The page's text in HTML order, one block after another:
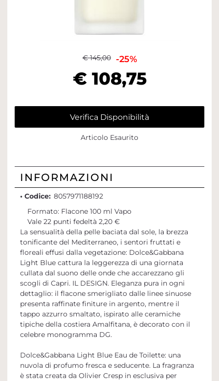
€ 145,00 -25%
€ 108,75
Verifica Disponibilità
Articolo Esaurito
INFORMAZIONI
• Codice: 8057971188192
Formato: Flacone 100 ml Vapo
Vale 22 punti fedeltà 2,20 €
La sensualità della pelle baciata dal sole, la brezza
tonificante del Mediterraneo, i sentori fruttati e
floreali effusi dalla vegetazione: Dolce&Gabbana
Light Blue cattura la leggerezza di una giornata
cullata dal suono delle onde che accarezzano gli
scogli di Capri. IL DESIGN. Eleganza pura in ogni
dettaglio: il flacone smerigliato dalle linee sinuose
presenta raffinate finiture in argento, mentre il
tappo azzurro smaltato, ispirato alle ceramiche
tipiche della costiera Amalfitana, è decorato con il
celebre monogramma DG.
Dolce&Gabbana Light Blue Eau de Toilette: una
nuvola di profumo fresca e seducente. La fragranza
è stata creata da Olivier Cresp in esclusiva per